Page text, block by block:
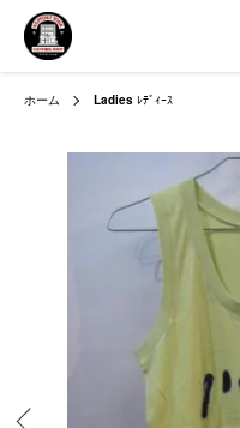
ホーム Ladies ﾚﾃﾞｨｰｽ